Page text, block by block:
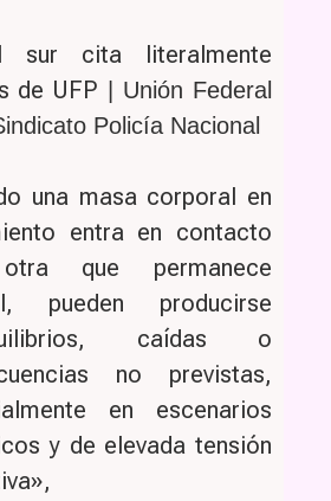
sur cita literalmente
de UFP | Unión Federal
Policía Nacional
una masa corporal en
entra en contacto
que permanece
pueden producirse
caídas o
no previstas,
en escenarios
y de elevada tensión